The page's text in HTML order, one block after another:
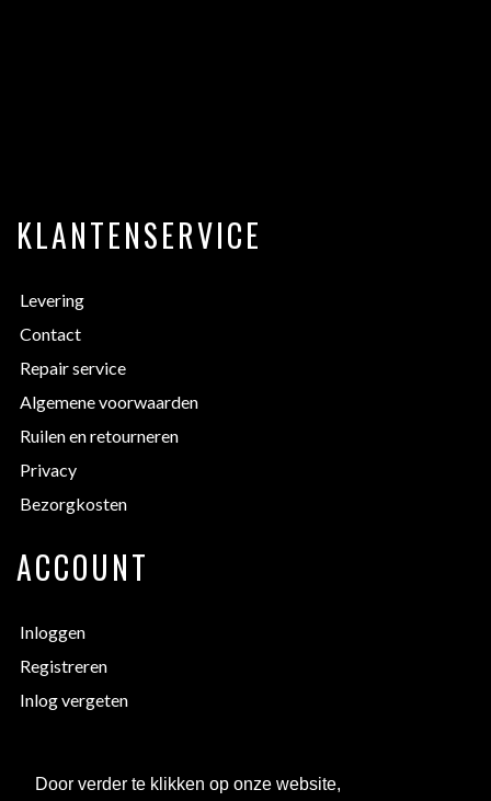
Door verder te klikken op onze website,
KLANTENSERVICE
Levering
Contact
Repair service
Algemene voorwaarden
Ruilen en retourneren
Privacy
Bezorgkosten
ACCOUNT
Inloggen
Registreren
Inlog vergeten